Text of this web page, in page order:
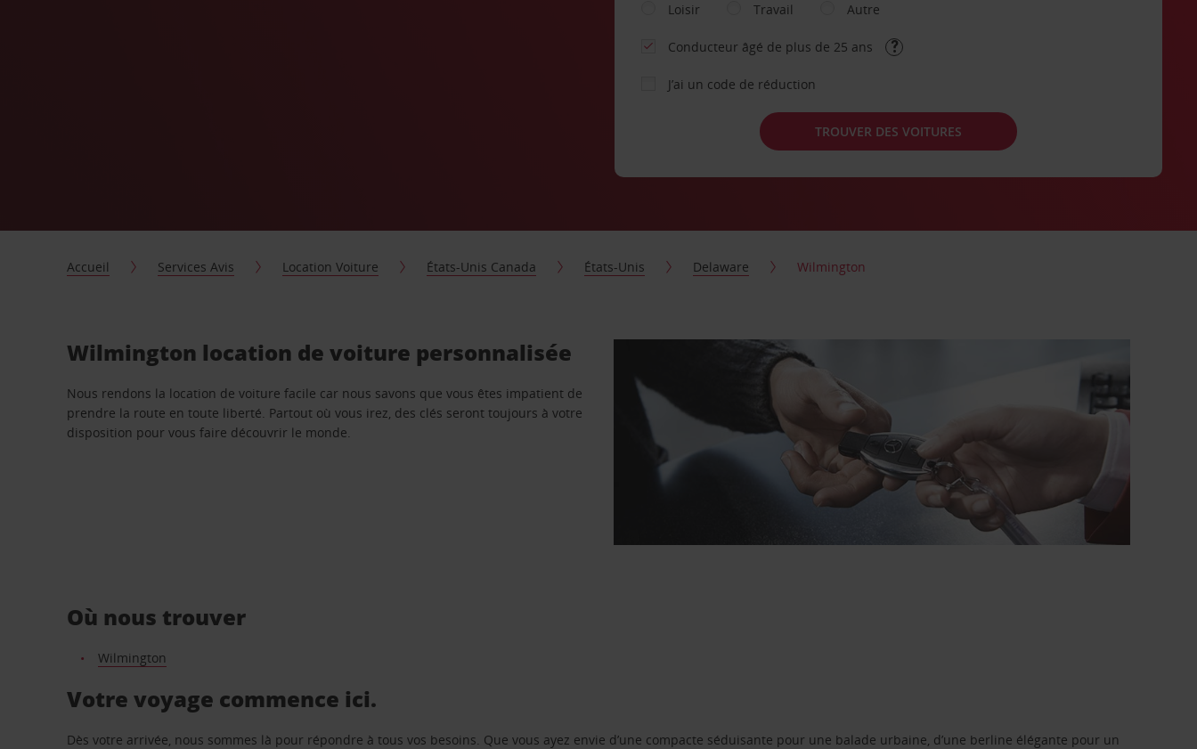
Loisir
Travail Autre
Conducteur âgé de plus de 25 ans
J’ai un code de réduction
TROUVER DES VOITURES
Accueil Services Avis Location Voiture États-Unis Canada États-Unis Delaware Wilmington
Wilmington location de voiture personnalisée
Nous rendons la location de voiture facile car nous savons que vous êtes impatient de
prendre la route en toute liberté. Partout où vous irez, des clés seront toujours à votre
disposition pour vous faire découvrir le monde.
Où nous trouver
Wilmington
Votre voyage commence ici.
Dès votre arrivée, nous sommes là pour répondre à tous vos besoins. Que vous ayez envie d’une compacte séduisante pour une balade urbaine, d’une berline élégante pour un